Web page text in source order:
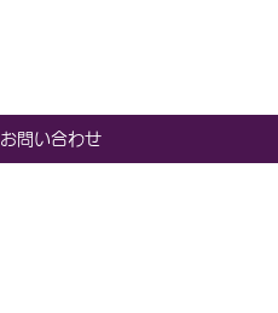
お問い合わせ